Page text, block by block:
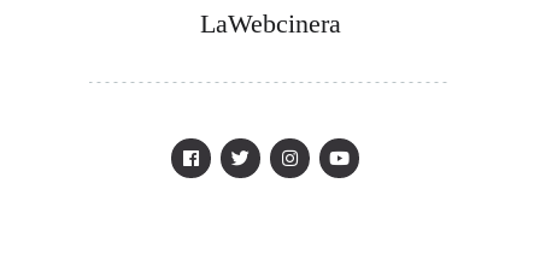
LaWebcinera